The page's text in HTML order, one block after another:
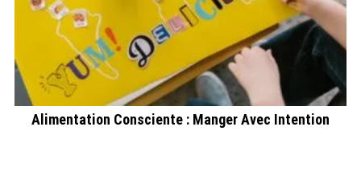
Alimentation Consciente : Manger Avec Intention